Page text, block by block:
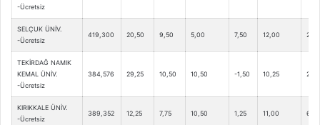
-Ücretsiz
SELÇUK ÜNİV.
-Ücretsiz
419,300 20,50 9,50 5,00 7,50 12,00 2,50
TEKİRDAĞ NAMIK
KEMAL ÜNİV.
-Ücretsiz
384,576 29,25 10,50 10,50 -1,50 10,25 2,00
KIRIKKALE ÜNİV.
-Ücretsiz
389,352 12,25 7,75 10,50 1,25 11,00 6,75